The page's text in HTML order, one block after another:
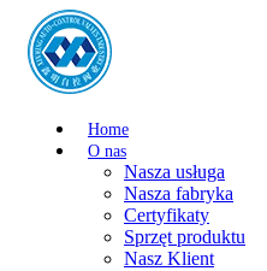
Home
O nas
Nasza usługa
Nasza fabryka
Certyfikaty
Sprzęt produktu
Nasz Klient